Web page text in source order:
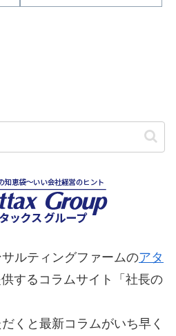
ルティングファームのアタ
するコラムサイト「社長の
くと最新コラムがいち早く